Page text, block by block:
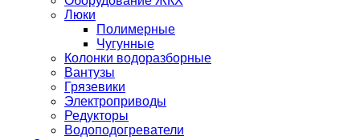
Люки
Полимерные
Чугунные
Колонки водоразборные
Вантузы
Грязевики
Электроприводы
Редукторы
Водоподогреватели